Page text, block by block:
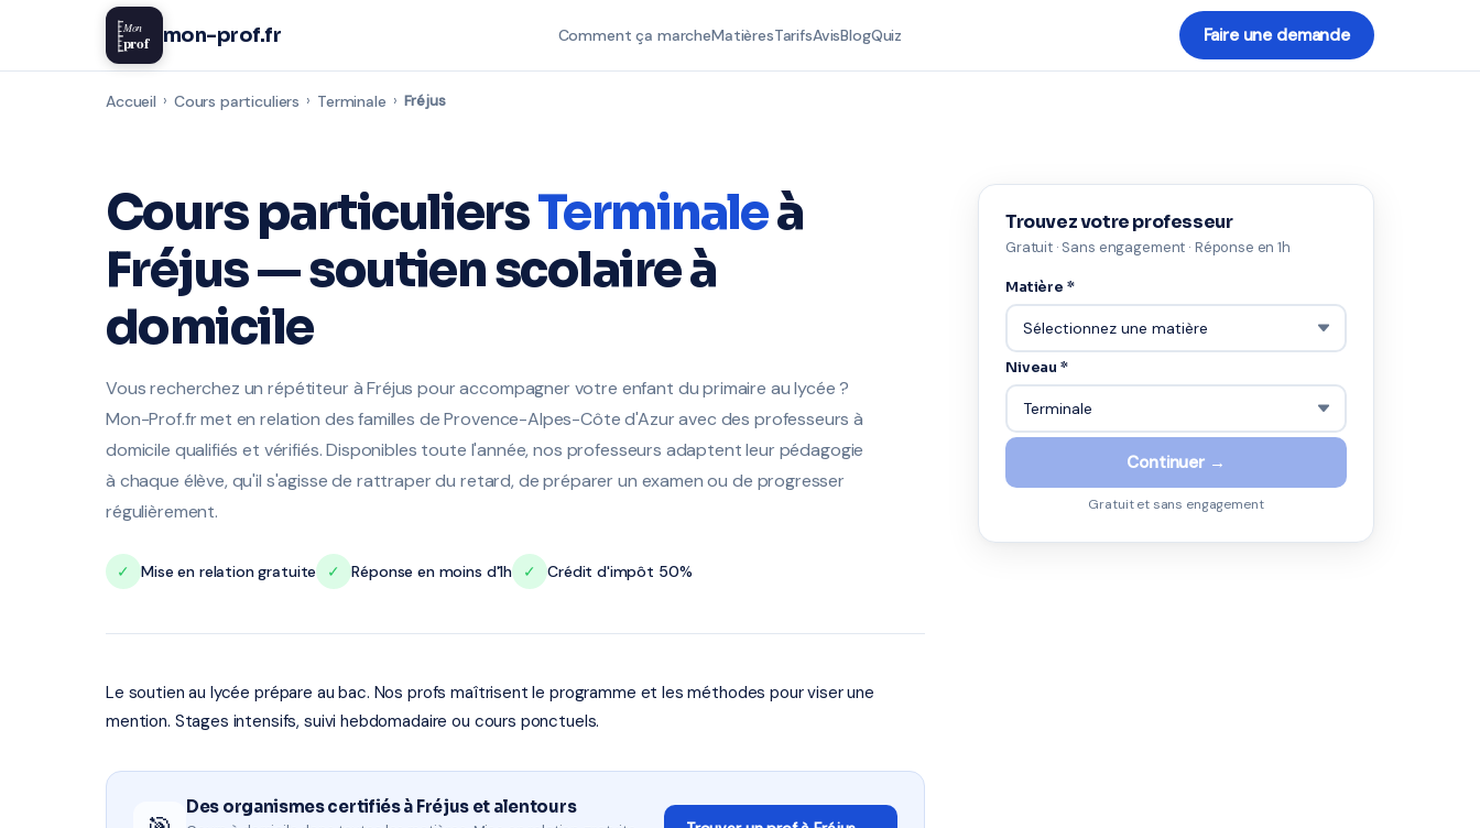
Mon
prof mon-prof.fr Comment ça marcheMatièresTarifsAvisBlogQuiz Faire une demande
Accueil › Cours particuliers › Terminale › Fréjus
Cours particuliersTerminaleà
Fréjus — soutien scolaire à
domicile
Vous recherchez un répétiteur à Fréjus pour accompagner votre enfant du primaire au lycée ?
Mon-Prof.fr met en relation des familles de Provence-Alpes-Côte d'Azur avec des professeurs à
domicile qualifiés et vérifiés. Disponibles toute l'année, nos professeurs adaptent leur pédagogie
à chaque élève, qu'il s'agisse de rattraper du retard, de préparer un examen ou de progresser
régulièrement.
✓ Mise en relation gratuite ✓ Réponse en moins d'1h ✓ Crédit d'impôt 50%
Le soutien au lycée prépare au bac. Nos profs maîtrisent le programme et les méthodes pour viser une
mention. Stages intensifs, suivi hebdomadaire ou cours ponctuels.
Des organismes certifiés à Fréjus et alentours
Trouvez votre professeur
Gratuit · Sans engagement · Réponse en 1h
Matière *
Niveau *
Continuer →
Gratuit et sans engagement